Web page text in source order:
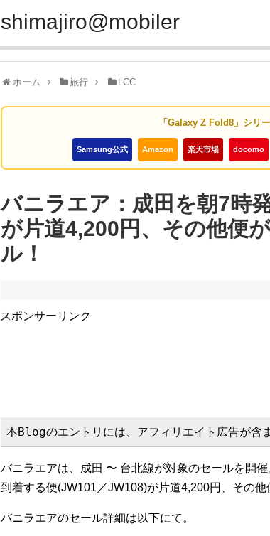
shimajiro@mobiler
ホーム 旅行 LCC
「Galaxy Z Fold8」シリ
Samsung公式 Amazon 楽天市場 docomo
バニラエア：成田を朝7時
が片道4,200円、その他便
ル！
スポンサーリンク
本Blogのエントリには、アフィリエイト広告が含
バニラエアは、成田 〜 台北線が対象のセールを開
到着する便(JW101／JW108)が片道4,200円、その他
バニラエアのセール詳細は以下にて。